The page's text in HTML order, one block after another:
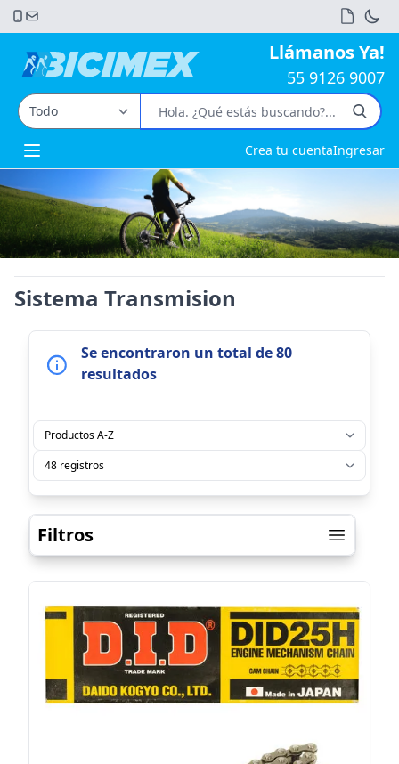
Llámanos Ya!
55 9126 9007
Open main menu Crea tu cuentaIngresar
Sistema Transmision
Se encontraron un total de 80
resultados
Filtros